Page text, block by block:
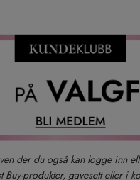
der du også kan logge inn
Buy-produkter, gavesett eller i